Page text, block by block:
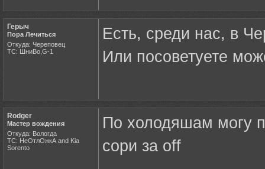
Герыч
Пора Лечиться
Откуда: Череповец
ТС: ШниВо,G-1
Есть, среди нас, в
Или посоветуете
Rodger
Мастер вождения
Откуда: Вологда
ТС: НеОтлОжкА and Kia
Sorento
По холодяшам могу
сори за off